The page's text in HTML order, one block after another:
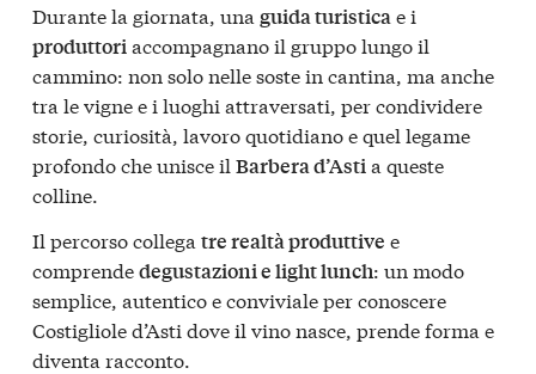
Durante la giornata, una guida turisticae i
produttoriaccompagnano il gruppo lungo il
cammino: non solo nelle soste in cantina, ma anche
tra le vigne e i luoghi attraversati, per condividere
storie, curiosità, lavoro quotidiano e quel legame
profondo che unisce il Barbera d’Astia queste
colline.
Il percorso collega tre realtà produttive e
comprendedegustazioni e light lunch: un modo
semplice, autentico e conviviale per conoscere
Costigliole d’Asti dove il vino nasce, prende forma e
diventa racconto.